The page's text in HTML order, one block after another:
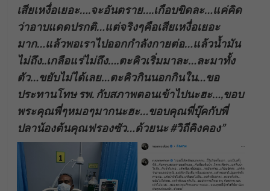
เสียเหงื่อเยอะ….จะอันตราย….เกือบขิดละ…แค่คิด
ว่าอาบแดดปรกติ…แต่จริงๆคือเสียเหงื่อเยอะ
มาก…แล้วพอเราไปออกกำลังกายต่อ…แล้วน้ำมัน
ไม่ถึง..เกลือแร่ไม่ถึง….ตะคิวเริ่มมาละ…ละมาทั้ง
ตัว…ขยับไม่ได้เลย…ตะคิวกินนอกกินใน…ขอ
ประทานโทษ รพ. กับสภาพตอนเข้าไปนะฮะ…,ขอบ
พระคุณพี่ๆหมอๆมากนะฮะ…ขอบคุณพี่บุ๊คกับพี่
ปลาน้องต้นคุณฟรองซัว…ด้วยนะ #วิถีคิงคอง”